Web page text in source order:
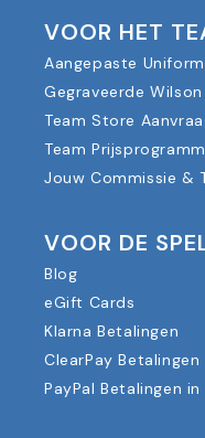
VOOR HET
Aangepaste
Gegraveerde
Team Store
Team
Jouw Commissie &
VOOR DE
Blog
eGift Cards
Klarna Betalingen
ClearPay Betalingen
PayPal Betalingen